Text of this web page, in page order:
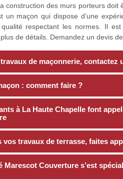
construction des murs porteurs
un maçon qui dispose d’une
respectant les normes. Il
plus de détails. Demandez un devis
de maçonnerie, contactez
: comment faire ?
à La Haute Chapelle font
vos travaux de terrasse, faites
Marescot Couverture s’est